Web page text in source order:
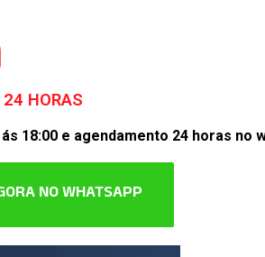
HORAS
ás 18:00 e agendamento 24 horas no
NO WHATSAPP